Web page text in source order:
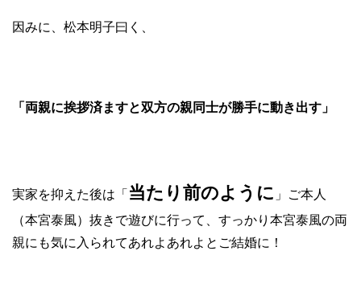
因みに、松本明子曰く、
「両親に挨拶済ますと双方の親同士が勝手に動き出す」
実家を抑えた後は「 当たり前のように 」ご本人
（本宮泰風）抜きで遊びに行って、すっかり本宮泰風の両
親にも気に入られてあれよあれよとご結婚に！